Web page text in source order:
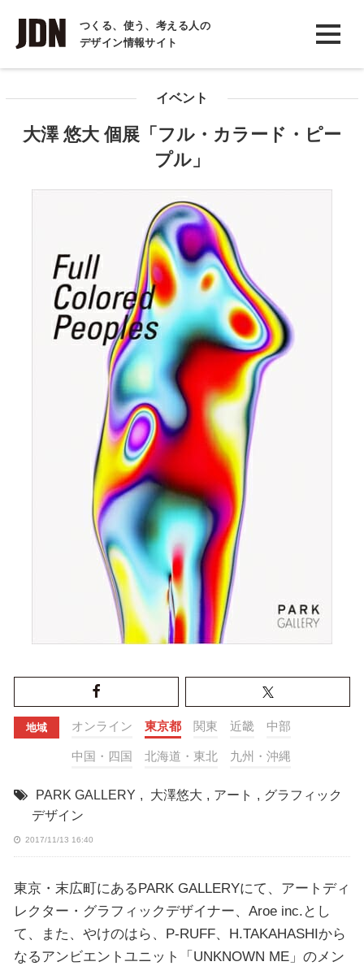
つくる、使う、考える人の
デザイン情報サイト
INTERVIEW
インタビュー
イベント
大澤 悠大 個展「フル・カラード・ピー
プル」
地域 オンライン 東京都 関東 近畿 中部
中国・四国 北海道・東北 九州・沖縄
PARK GALLERY , 大澤悠大 , アート , グラフィック
デザイン
2017/11/13 16:40
東京・末広町にあるPARK GALLERYにて、アートディ
レクター・グラフィックデザイナー、Aroe inc.とし
て、また、やけのはら、P-RUFF、H.TAKAHASHIから
なるアンビエントユニット「UNKNOWN ME」のメン